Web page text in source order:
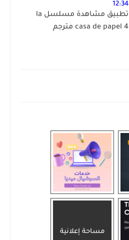
12:34
تطبيق مشاهدة مسلسل la
casa de papel 4 مترجم
مساحة إعلانية